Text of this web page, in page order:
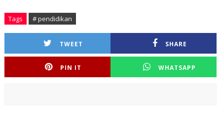
Tags # pendidikan
TWEET SHARE
PIN IT WHATSAPP